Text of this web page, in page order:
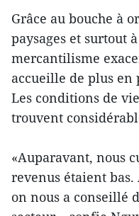
Grâce au bouche à
paysages et surtout
mercantilisme
accueille de plus en
Les conditions de
trouvent
«Auparavant, nous
revenus étaient bas.
on nous a conseillé